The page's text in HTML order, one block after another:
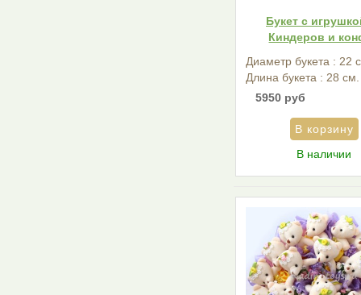
Букет с
Киндеров и
Диаметр букета : 22
Длина букета : 28 см.
5950 руб
В наличии